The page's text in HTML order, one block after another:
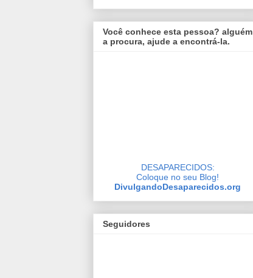
Você conhece esta pessoa? alguém
a procura, ajude a encontrá-la.
DESAPARECIDOS:
Coloque no seu Blog!
DivulgandoDesaparecidos.org
Seguidores